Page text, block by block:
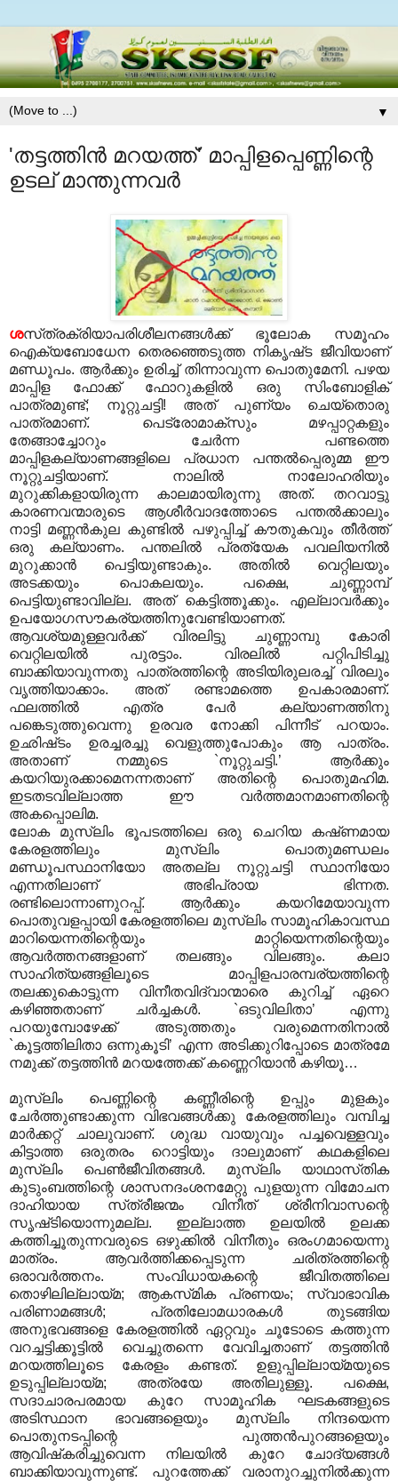
▼
'തട്ടത്തിന്‍ മറയത്ത്' മാപ്പിളപ്പെണ്ണിന്റെ
ഉടല് മാന്തുന്നവര്‍
ശസ്‌ത്രക്രിയാപരിശീലനങ്ങള്‍ക്ക്‌ ഭൂലോക സമൂഹം
ഐക്യബോധേന തെരഞ്ഞെടുത്ത നികൃഷ്‌ട ജീവിയാണ്‌
മണ്ഡൂപം. ആര്‍ക്കും ഉരിച്ച്‌ തിന്നാവുന്ന പൊതുമേനി. പഴയ
മാപ്പിള ഫോക്ക്‌ ഫോറുകളില്‍ ഒരു സിംബോളിക്‌
പാത്രമുണ്ട്‌; നൂറ്റുചട്ടി! അത്‌ പുണ്യം ചെയ്‌തൊരു
പാത്രമാണ്‌. പെട്രോമാക്‌സും മഴപ്പാറ്റകളും
തേങ്ങാച്ചോറും ചേര്‍ന്ന പണ്ടത്തെ
മാപ്പിളകല്യാണങ്ങളിലെ പ്രധാന പന്തല്‍പ്പെരുമ്മ ഈ
നൂറ്റുചട്ടിയാണ്‌. നാലില്‍ നാലോഹരിയും
മുറുക്കികളായിരുന്ന കാലമായിരുന്നു അത്‌. തറവാട്ടു
കാരണവന്മാരുടെ ആശീര്‍വാദത്തോടെ പന്തല്‍ക്കാലും
നാട്ടി മണ്ണന്‍കുല കുണ്ടില്‍ പഴുപ്പിച്ച്‌ കൗതുകവും തീര്‍ത്ത്‌
ഒരു കല്യാണം. പന്തലില്‍ പ്രത്യേക പവലിയനില്‍
മുറുക്കാന്‍ പെട്ടിയുണ്ടാകും. അതില്‍ വെറ്റിലയും
അടക്കയും പൊകലയും. പക്ഷെ, ചുണ്ണാമ്പ്‌
പെട്ടിയുണ്ടാവില്ല. അത്‌ കെട്ടിത്തൂക്കും. എല്ലാവര്‍ക്കും
ഉപയോഗസൗകര്യത്തിനുവേണ്ടിയാണത്‌.
ആവശ്യമുള്ളവര്‍ക്ക്‌ വിരലിട്ടു ചുണ്ണാമ്പു കോരി
വെറ്റിലയില്‍ പുരട്ടാം. വിരലില്‍ പറ്റിപിടിച്ചു
ബാക്കിയാവുന്നതു പാത്രത്തിന്റെ അടിയിരുലരച്ച്‌ വിരലും
വൃത്തിയാക്കാം. അത്‌ രണ്ടാമത്തെ ഉപകാരമാണ്‌.
ഫലത്തില്‍ എത്ര പേര്‍ കല്യാണത്തിനു
പങ്കെടുത്തുവെന്നു ഉരവര നോക്കി പിന്നീട്‌ പറയാം.
ഉഛിഷ്‌ടം ഉരച്ചരച്ചു വെളുത്തുപോകും ആ പാത്രം.
അതാണ്‌ നമ്മുടെ `നൂറ്റുചട്ടി.’ ആര്‍ക്കും
കയറിയുരക്കാമെനന്നതാണ്‌ അതിന്റെ പൊതുമഹിമ.
ഇടതടവില്ലാത്ത ഈ വര്‍ത്തമാനമാണതിന്റെ
അകപ്പൊലിമ.
ലോക മുസ്‌ലിം ഭൂപടത്തിലെ ഒരു ചെറിയ കഷ്‌ണമായ
കേരളത്തിലും മുസ്‌ലിം പൊതുമണ്ഡലം
മണ്ഡൂപസ്ഥാനിയോ അതല്ല നൂറ്റുചട്ടി സ്ഥാനിയോ
എന്നതിലാണ്‌ അഭിപ്രായ ഭിന്നത.
രണ്ടിലൊന്നാണുറപ്പ്‌. ആര്‍ക്കും കയറിമേയാവുന്ന
പൊതുവളപ്പായി കേരളത്തിലെ മുസ്‌ലിം സാമൂഹികാവസ്ഥ
മാറിയെന്നതിന്റെയും മാറ്റിയെന്നതിന്റെയും
ആവര്‍ത്തനങ്ങളാണ്‌ തലങ്ങും വിലങ്ങും. കലാ
സാഹിത്യങ്ങളിലൂടെ മാപ്പിളപാരമ്പര്യത്തിന്റെ
തലക്കുകൊട്ടുന്ന വിനീതവിദ്വാന്മാരെ കുറിച്ച്‌ ഏറെ
കഴിഞ്ഞതാണ്‌ ചര്‍ച്ചകള്‍. `ഒടുവിലിതാ’ എന്നു
പറയുമ്പോഴേക്ക്‌ അടുത്തതും വരുമെന്നതിനാല്‍
`കൂട്ടത്തിലിതാ ഒന്നുകൂടി’ എന്ന അടിക്കുറിപ്പോടെ മാത്രമേ
നമുക്ക്‌ തട്ടത്തിന്‍ മറയത്തേക്ക്‌ കണ്ണെറിയാന്‍ കഴിയൂ…
മുസ്‌ലിം പെണ്ണിന്റെ കണ്ണീരിന്റെ ഉപ്പും മുളകും
ചേര്‍ത്തുണ്ടാക്കുന്ന വിഭവങ്ങള്‍ക്കു കേരളത്തിലും വമ്പിച്ച
മാര്‍ക്കറ്റ്‌ ചാലുവാണ്‌. ശുദ്ധ വായുവും പച്ചവെള്ളവും
കിട്ടാത്ത ഒരുതരം റൊട്ടിയും ദാലുമാണ്‌ കഥകളിലെ
മുസ്‌ലിം പെണ്‍ജീവിതങ്ങള്‍. മുസ്‌ലിം യാഥാസ്‌തിക
കുടുംബത്തിന്റെ ശാസനദംശനമേറ്റു പുളയുന്ന വിമോചന
ദാഹിയായ സ്‌ത്രീജന്മം വിനീത്‌ ശ്രീനിവാസന്റെ
സൃഷ്‌ടിയൊന്നുമല്ല. ഇല്ലാത്ത ഉലയില്‍ ഉലക്ക
കത്തിച്ചൂതുന്നവരുടെ ഒഴുക്കില്‍ വിനീതും ഒരംഗമായെന്നു
മാത്രം. ആവര്‍ത്തിക്കപ്പെടുന്ന ചരിത്രത്തിന്റെ
ഒരാവര്‍ത്തനം. സംവിധായകന്റെ ജീവിതത്തിലെ
തൊഴിലില്ലായ്‌മ; ആകസ്‌മിക പ്രണയം; സ്വാഭാവിക
പരിണാമങ്ങള്‍; പ്രതിലോമധാരകള്‍ തുടങ്ങിയ
അനുഭവങ്ങളെ കേരളത്തില്‍ ഏറ്റവും ചൂടോടെ കത്തുന്ന
വറച്ചട്ടിക്കൂട്ടില്‍ വെച്ചുതന്നെ വേവിച്ചതാണ്‌ തട്ടത്തിന്‍
മറയത്തിലൂടെ കേരളം കണ്ടത്‌. ഉളുപ്പില്ലായ്‌മയുടെ
ഉടുപ്പില്ലായ്‌മ; അത്രയേ അതിലുള്ളൂ. പക്ഷെ,
സദാചാരപരമായ കുറേ സാമൂഹിക ഘടകങ്ങളുടെ
അടിസ്ഥാന ഭാവങ്ങളെയും മുസ്‌ലിം നിന്ദയെന്ന
പൊതുനടപ്പിന്റെ പുത്തന്‍പുറങ്ങളെയും
ആവിഷ്‌കരിച്ചുവെന്ന നിലയില്‍ കുറേ ചോദ്യങ്ങള്‍
ബാക്കിയാവുന്നുണ്ട്‌. പുറത്തേക്ക്‌ വരാനുറച്ചുനില്‍ക്കുന്ന